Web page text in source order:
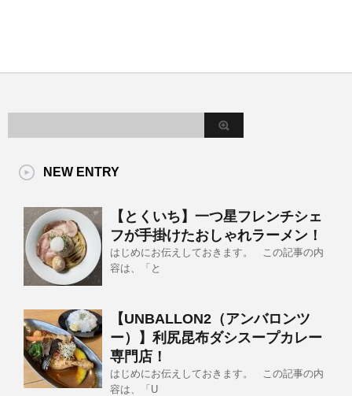
NEW ENTRY
【とくいち】一つ星フレンチシェ
フが手掛けたおしゃれラーメン！
はじめにお伝えしておきます。 この記事の内
容は、「と
【UNBALLON2（アンバロンツ
ー）】利尻昆布ダシスープカレー
専門店！
はじめにお伝えしておきます。 この記事の内
容は、「U